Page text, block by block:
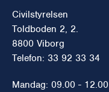
Civilstyrelsen
Toldboden 2, 2.
8800 Viborg
Telefon: 33 92 33 34
Mandag: 09.00 - 12.00